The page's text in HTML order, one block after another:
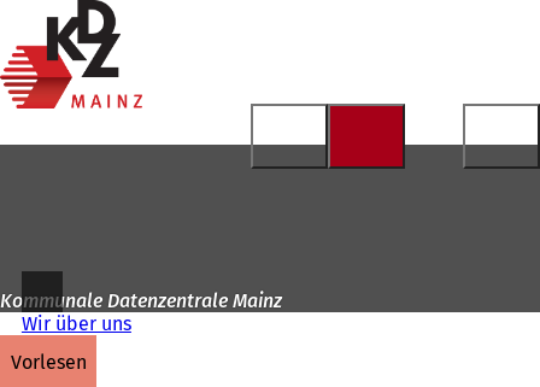
Inhalt anspringen
Startseite
Kommunale Datenzentrale Mainz
Wir über uns
vorlesen